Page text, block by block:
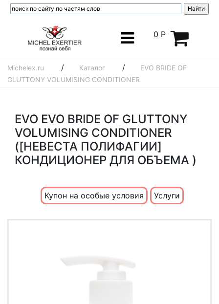
0 Р
Michelex.ru / Каталог /
EVO BRIDE OF
GLUTTONY VOLUMISING CONDITIONER
EVO EVO BRIDE OF GLUTTONY
VOLUMISING CONDITIONER
([НЕВЕСТА ПОЛИФАГИИ]
КОНДИЦИОНЕР ДЛЯ ОБЪЕМА )
Купон на особые условия Услуги